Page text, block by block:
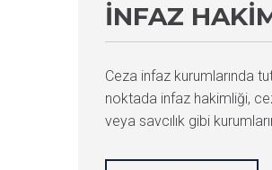
İNFAZ
Ceza infaz kurumlarında
noktada infaz hakimliği,
veya savcılık gibi